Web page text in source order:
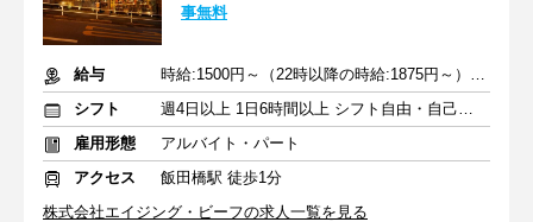
事無料
給与
時給:1500円～（22時以降の時給:1875円～）＋交通費全額支給
シフト
週4日以上 1日6時間以上 シフト自由・自己申告
雇用形態
アルバイト・パート
アクセス
飯田橋駅 徒歩1分
株式会社エイジング・ビーフの求人一覧を見る